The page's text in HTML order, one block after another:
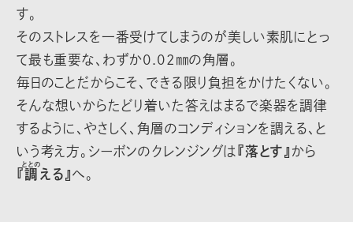
す。
そのストレスを一番受けてしまうのが美しい素肌にとっ
て最も重要な、わずか0.02㎜の角層。
毎日のことだからこそ、できる限り負担をかけたくない。
そんな想いからたどり着いた答えはまるで楽器を調律
するように、やさしく、角層のコンディションを調える、と
いう考え方。シーボンのクレンジングは 『落とす』 から
『調
ととの
える』へ。